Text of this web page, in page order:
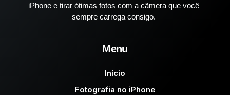
iPhone e tirar ótimas fotos com a câmera que você
sempre carrega consigo.
Menu
Início
Fotografia no iPhone